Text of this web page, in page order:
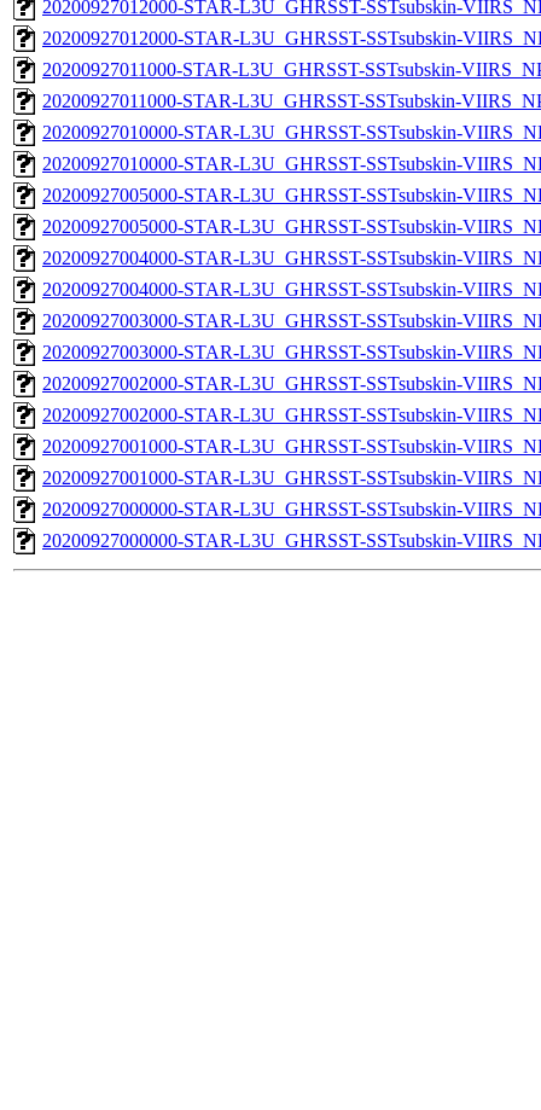
20200927012000-STAR-L3U_GHRSST-SSTsubskin-
20200927012000-STAR-L3U_GHRSST-SSTsubskin-
20200927011000-STAR-L3U_GHRSST-SSTsubskin-
20200927011000-STAR-L3U_GHRSST-SSTsubskin-
20200927010000-STAR-L3U_GHRSST-SSTsubskin-
20200927010000-STAR-L3U_GHRSST-SSTsubskin-
20200927005000-STAR-L3U_GHRSST-SSTsubskin-
20200927005000-STAR-L3U_GHRSST-SSTsubskin-
20200927004000-STAR-L3U_GHRSST-SSTsubskin-
20200927004000-STAR-L3U_GHRSST-SSTsubskin-
20200927003000-STAR-L3U_GHRSST-SSTsubskin-
20200927003000-STAR-L3U_GHRSST-SSTsubskin-
20200927002000-STAR-L3U_GHRSST-SSTsubskin-
20200927002000-STAR-L3U_GHRSST-SSTsubskin-
20200927001000-STAR-L3U_GHRSST-SSTsubskin-
20200927001000-STAR-L3U_GHRSST-SSTsubskin-
20200927000000-STAR-L3U_GHRSST-SSTsubskin-
20200927000000-STAR-L3U_GHRSST-SSTsubskin-